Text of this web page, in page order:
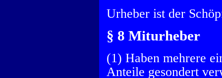
Urheber ist der
§ 8 Miturheber
(1) Haben mehrere
Anteile gesondert